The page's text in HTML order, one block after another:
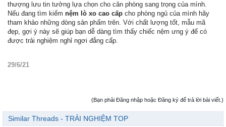
thượng lưu tin tưởng lựa chọn cho căn phòng sang trọng của mình.
Nếu đang tìm kiếm nệm lò xo cao cấp cho phòng ngủ của mình hãy
tham khảo những dòng sản phẩm trên. Với chất lượng tốt, mẫu mã
đẹp, gợi ý này sẽ giúp bạn dễ dàng tìm thấy chiếc nệm ưng ý để có
được trải nghiệm nghỉ ngơi đẳng cấp.
29/6/21
(Bạn phải Đăng nhập hoặc Đăng ký để trả lời bài viết.)
Similar Threads - TRẢI NGHIỆM TOP